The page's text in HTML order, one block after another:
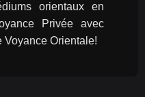
orientaux en
Privée avec
Voyance Orientale!